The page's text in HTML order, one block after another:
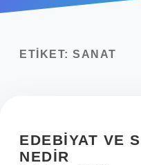
Yasal Uyarı
ETIKET: SANAT
EDEBIYAT VE
NEDIR